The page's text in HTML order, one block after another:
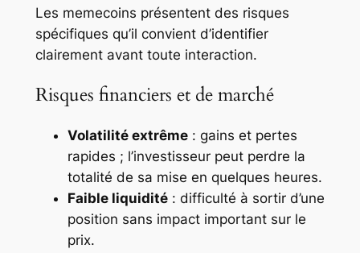
Les memecoins présentent des risques
spécifiques qu’il convient d’identifier
clairement avant toute interaction.
Risques financiers et de marché
Volatilité extrême: gains et pertes
rapides ; l’investisseur peut perdre la
totalité de sa mise en quelques heures.
Faible liquidité: difficulté à sortir d’une
position sans impact important sur le
prix.